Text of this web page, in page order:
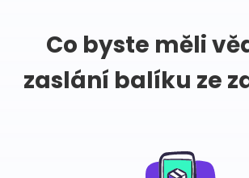
Co byste měli
zaslání balíku ze